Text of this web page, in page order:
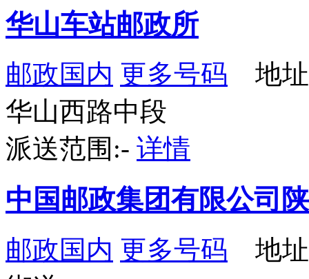
华山车站邮政所
邮政国内 更多号码 地址
华山西路中段
派送范围:- 详情
中国邮政集团有限公司
邮政国内 更多号码 地址